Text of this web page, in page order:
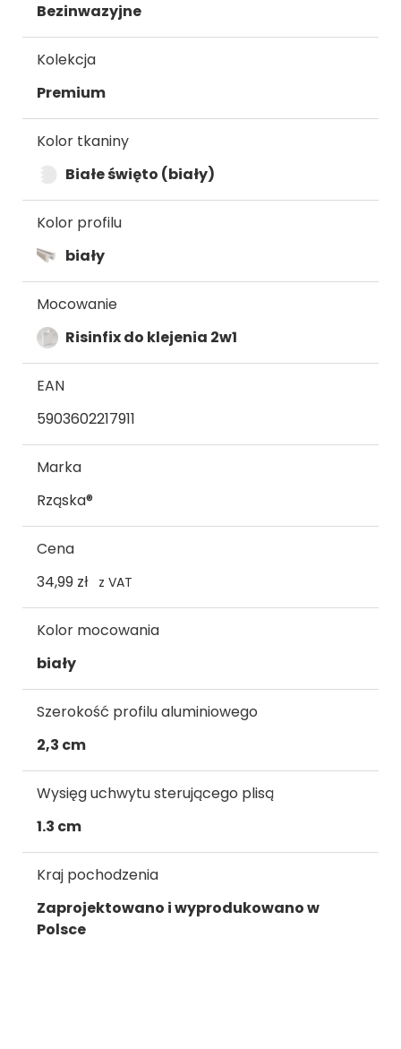
Bezinwazyjne
Kolekcja
Premium
Kolor tkaniny
Białe święto (biały)
Kolor profilu
biały
Mocowanie
Risinfix do klejenia 2w1
EAN
5903602217911
Marka
Rząska®
Cena
34,99 zł z VAT
Kolor mocowania
biały
Szerokość profilu aluminiowego
2,3 cm
Wysięg uchwytu sterującego plisą
1.3 cm
Kraj pochodzenia
Zaprojektowano i wyprodukowano w
Polsce